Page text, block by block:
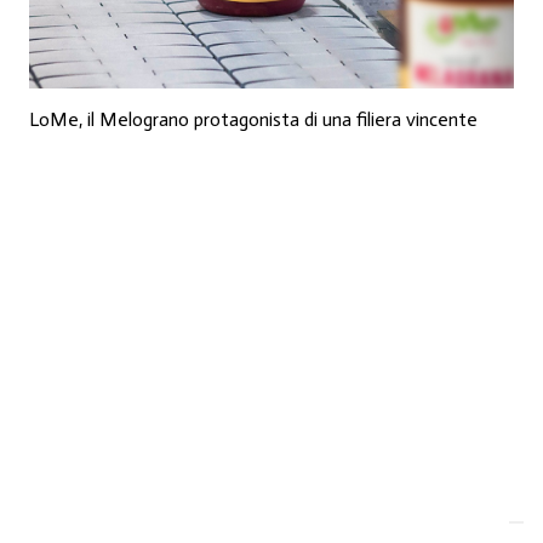
LoMe, il Melograno protagonista di una filiera vincente